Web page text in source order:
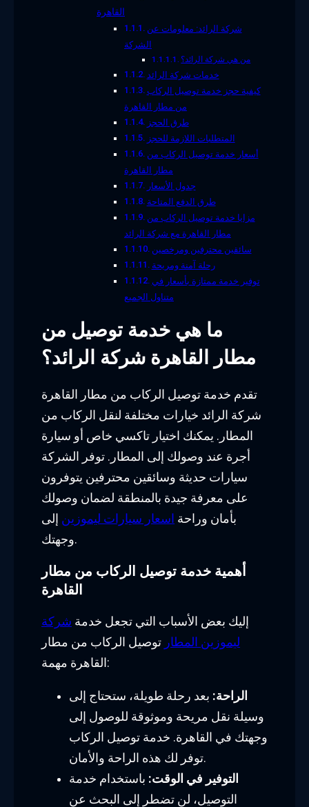
القاهرة
شركة الرائد: معلومات عن
الشركة
من هي شركة الرائد؟
خدمات شركة الرائد
كيفية حجز خدمة توصيل الركاب
من مطار القاهرة
طرق الحجز
المتطلبات اللازمة للحجز
أسعار خدمة توصيل الركاب من
مطار القاهرة
جدول الأسعار
طرق الدفع المتاحة
مزايا خدمة توصيل الركاب من
مطار القاهرة مع شركة الرائد
سائقين محترفين ومرخصين
رحلة آمنة ومريحة
توفير خدمة ممتازة بأسعار في
متناول الجميع
ما هي خدمة توصيل من
مطار القاهرة شركة الرائد؟
تقدم خدمة توصيل الركاب من مطار القاهرة
شركة الرائد خيارات مختلفة لنقل الركاب من
المطار. يمكنك اختيار تاكسي خاص أو سيارة
أجرة عند وصولك إلى المطار. توفر الشركة
سيارات حديثة وسائقين محترفين يتوفرون
على معرفة جيدة بالمنطقة لضمان وصولك
بأمان وراحة اسعار سيارات ليموزين إلى
وجهتك.
أهمية خدمة توصيل الركاب من مطار
القاهرة
إليك بعض الأسباب التي تجعل خدمة شركة
ليموزين المطار توصيل الركاب من مطار
القاهرة مهمة:
الراحة: بعد رحلة طويلة، ستحتاج إلى
وسيلة نقل مريحة وموثوقة للوصول إلى
وجهتك في القاهرة. خدمة توصيل الركاب
توفر لك هذه الراحة والأمان.
التوفير في الوقت: باستخدام خدمة
التوصيل، لن تضطر إلى البحث عن